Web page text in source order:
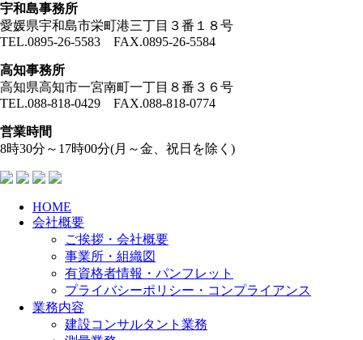
宇和島事務所
愛媛県宇和島市栄町港三丁目３番１８号
TEL.0895-26-5583 FAX.0895-26-5584
高知事務所
高知県高知市一宮南町一丁目８番３６号
TEL.088-818-0429 FAX.088-818-0774
営業時間
8時30分～17時00分(月～金、祝日を除く)
HOME
会社概要
ご挨拶・会社概要
事業所・組織図
有資格者情報・パンフレット
プライバシーポリシー・コンプライアンス
業務内容
建設コンサルタント業務